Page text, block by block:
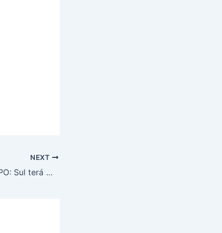
NEXT
PREVISÃO DO TEMPO: Sul terá muitas nuvens e chuva isolada, neste domingo (16)